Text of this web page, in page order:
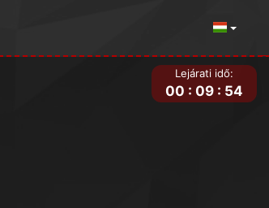
Lejárati idő:
00 : 09 : 54